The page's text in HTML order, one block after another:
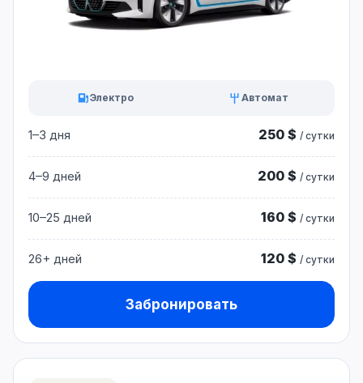
Электро Автомат
1–3 дня 250 $ / сутки
4–9 дней 200 $ / сутки
10–25 дней 160 $ / сутки
26+ дней 120 $ / сутки
Забронировать